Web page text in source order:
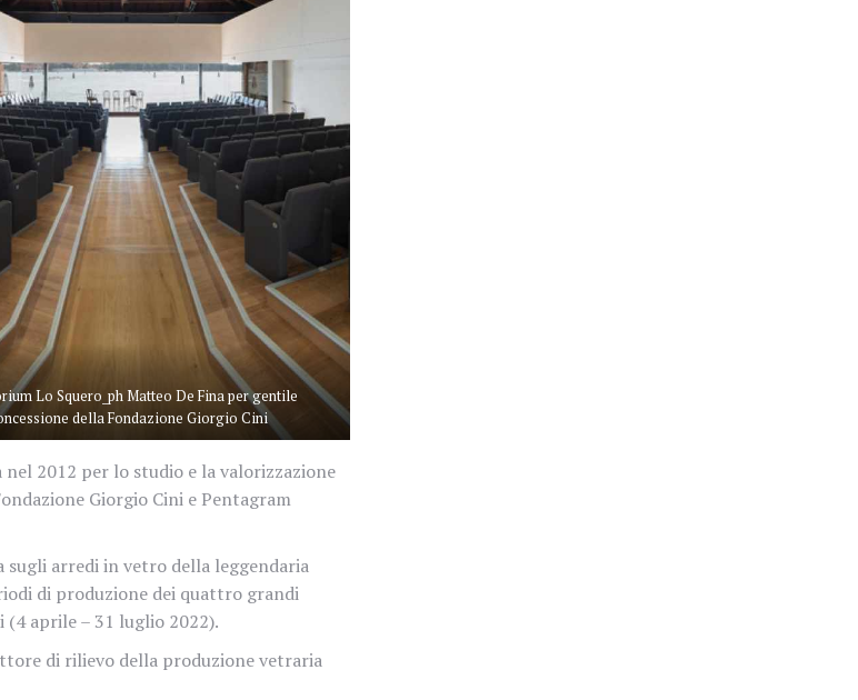
Lo Squero_ph Matteo De Fina per gentile
della Fondazione Giorgio Cini
2012 per lo studio e la valorizzazione
Giorgio Cini e Pentagram
arredi in vetro della leggendaria
di produzione dei quattro grandi
aprile – 31 luglio 2022).
di rilievo della produzione vetraria